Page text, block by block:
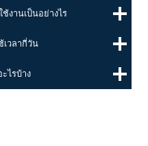
งานเป็นอย่างไร
เวลากี่วัน
ไรบ้าง